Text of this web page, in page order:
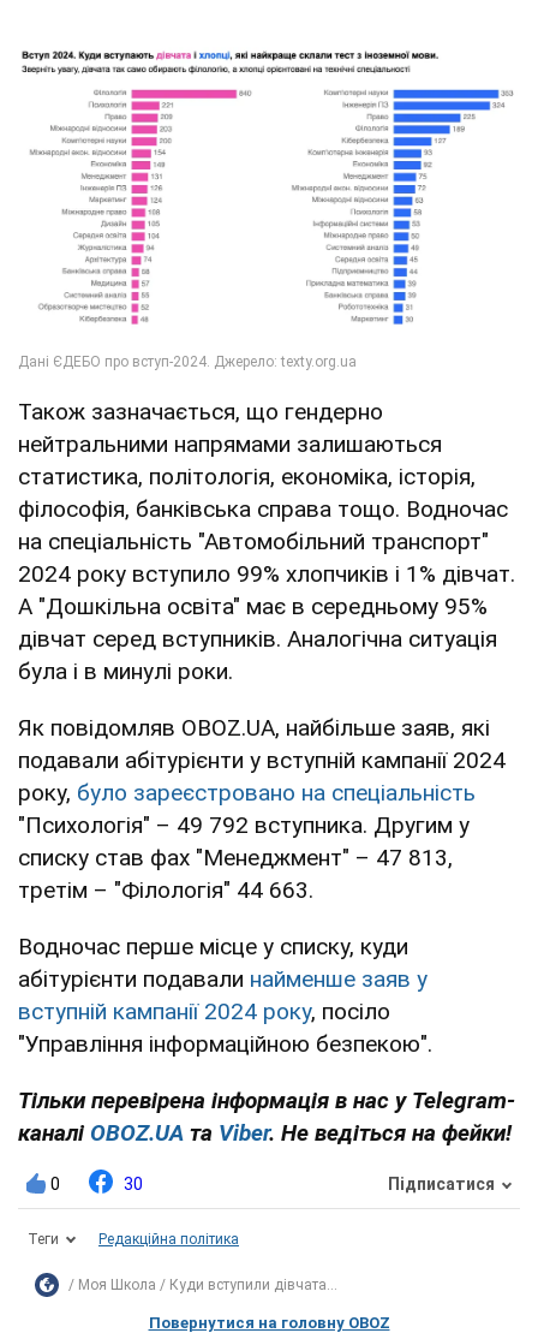
Також зазначається, що гендерно
нейтральними напрямами залишаються
статистика, політологія, економіка, історія,
філософія, банківська справа тощо. Водночас
на спеціальність "Автомобільний транспорт"
2024 року вступило 99% хлопчиків і 1% дівчат.
А "Дошкільна освіта" має в середньому 95%
дівчат серед вступників. Аналогічна ситуація
була і в минулі роки.
Як повідомляв OBOZ.UA, найбільше заяв, які
подавали абітурієнти у вступній кампанії 2024
року, було зареєстровано на спеціальність
"Психологія" – 49 792 вступника. Другим у
списку став фах "Менеджмент" – 47 813,
третім – "Філологія" 44 663.
Водночас перше місце у списку, куди
абітурієнти подавали найменше заяв у
вступній кампанії 2024 року, посіло
"Управління інформаційною безпекою".
Тільки перевірена інформація в нас у Telegram-
каналі OBOZ.UA та Viber. Не ведіться на фейки!
0 30 Підписатися
Теги Редакційна політика
Моя Школа Куди вступили дівчата...
Повернутися на головну OBOZ